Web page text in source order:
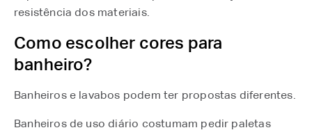
resistência dos materiais.
Como escolher cores para
banheiro?
Banheiros e lavabos podem ter propostas diferentes.
Banheiros de uso diário costumam pedir paletas